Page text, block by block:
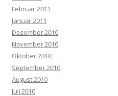
Februar 2011
Januar 2011
Dezember 2010
November 2010
Oktober 2010
September 2010
August 2010
Juli 2010